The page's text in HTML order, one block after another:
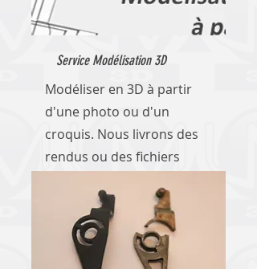
Service Modélisation 3D
Modéliser en 3D à partir
d'une photo ou d'un
croquis. Nous livrons des
rendus ou des fichiers